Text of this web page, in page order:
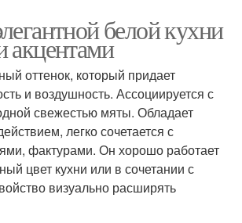
белой кухни
акцентами
оттенок, который придает
и воздушность. Ассоциируется с
свежестью мяты. Обладает
легко сочетается с
фактурами. Он хорошо работает
цвет кухни или в сочетании с
визуально расширять